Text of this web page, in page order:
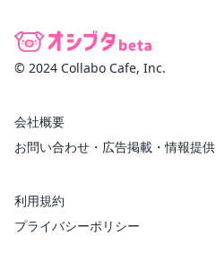
© 2024 Collabo Cafe, Inc.
会社概要
お問い合わせ・広告掲載・情報提供
利用規約
プライバシーポリシー